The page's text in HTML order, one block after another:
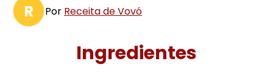
R Por Receita de Vovó
Ingredientes